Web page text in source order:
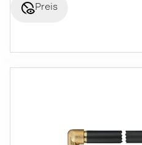
disabled_visiblePreis